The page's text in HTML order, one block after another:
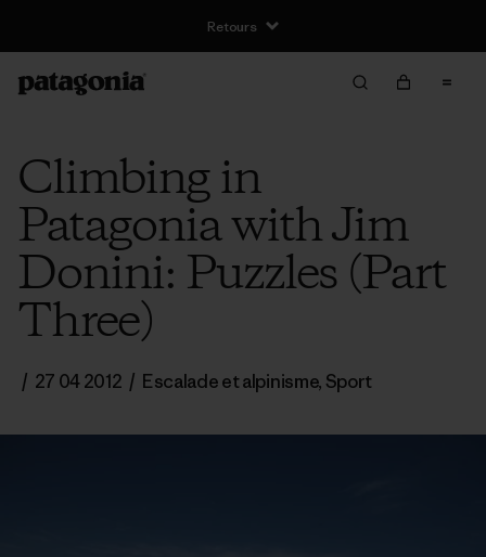
Retours
Climbing in
Patagonia with Jim
Donini: Puzzles (Part
Three)
/ 27 04 2012 / Escalade et alpinisme, Sport